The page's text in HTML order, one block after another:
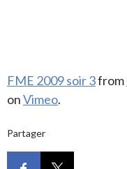
FME 2009 soir 3from
onVimeo.
Partager